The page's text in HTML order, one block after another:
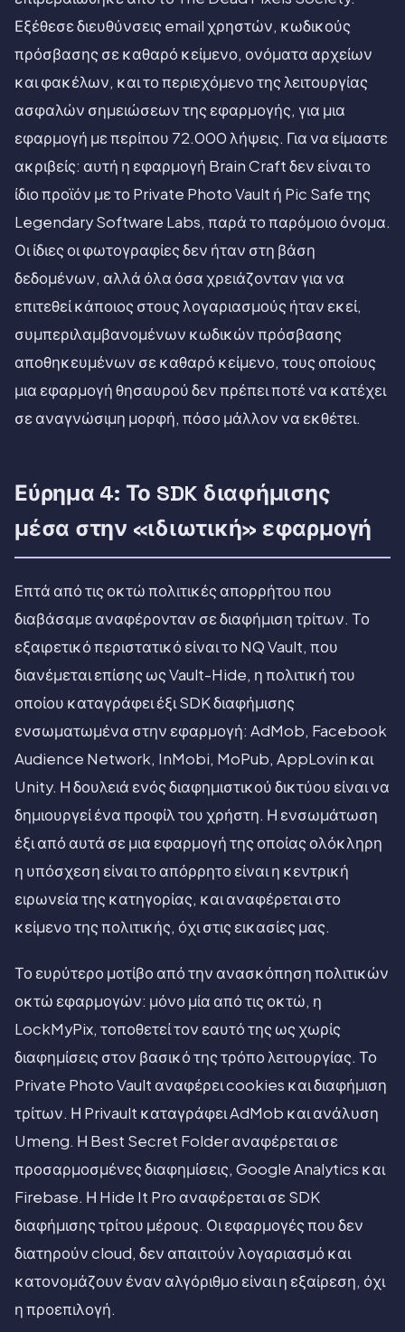
Εξέθεσε διευθύνσεις email χρηστών, κωδικούς
πρόσβασης σε καθαρό κείμενο, ονόματα αρχείων
και φακέλων, και το περιεχόμενο της λειτουργίας
ασφαλών σημειώσεων της εφαρμογής, για μια
εφαρμογή με περίπου 72.000 λήψεις. Για να είμαστε
ακριβείς: αυτή η εφαρμογή Brain Craft δεν είναι το
ίδιο προϊόν με το Private Photo Vault ή Pic Safe της
Legendary Software Labs, παρά το παρόμοιο όνομα.
Οι ίδιες οι φωτογραφίες δεν ήταν στη βάση
δεδομένων, αλλά όλα όσα χρειάζονταν για να
επιτεθεί κάποιος στους λογαριασμούς ήταν εκεί,
συμπεριλαμβανομένων κωδικών πρόσβασης
αποθηκευμένων σε καθαρό κείμενο, τους οποίους
μια εφαρμογή θησαυρού δεν πρέπει ποτέ να κατέχει
σε αναγνώσιμη μορφή, πόσο μάλλον να εκθέτει.
Εύρημα 4: Το SDK διαφήμισης
μέσα στην «ιδιωτική» εφαρμογή
Επτά από τις οκτώ πολιτικές απορρήτου που
διαβάσαμε αναφέρονταν σε διαφήμιση τρίτων. Το
εξαιρετικό περιστατικό είναι το NQ Vault, που
διανέμεται επίσης ως Vault-Hide, η πολιτική του
οποίου καταγράφει έξι SDK διαφήμισης
ενσωματωμένα στην εφαρμογή: AdMob, Facebook
Audience Network, InMobi, MoPub, AppLovin και
Unity. Η δουλειά ενός διαφημιστικού δικτύου είναι να
δημιουργεί ένα προφίλ του χρήστη. Η ενσωμάτωση
έξι από αυτά σε μια εφαρμογή της οποίας ολόκληρη
η υπόσχεση είναι το απόρρητο είναι η κεντρική
ειρωνεία της κατηγορίας, και αναφέρεται στο
κείμενο της πολιτικής, όχι στις εικασίες μας.
Το ευρύτερο μοτίβο από την ανασκόπηση πολιτικών
οκτώ εφαρμογών: μόνο μία από τις οκτώ, η
LockMyPix, τοποθετεί τον εαυτό της ως χωρίς
διαφημίσεις στον βασικό της τρόπο λειτουργίας. Το
Private Photo Vault αναφέρει cookies και διαφήμιση
τρίτων. Η Privault καταγράφει AdMob και ανάλυση
Umeng. Η Best Secret Folder αναφέρεται σε
προσαρμοσμένες διαφημίσεις, Google Analytics και
Firebase. Η Hide It Pro αναφέρεται σε SDK
διαφήμισης τρίτου μέρους. Οι εφαρμογές που δεν
διατηρούν cloud, δεν απαιτούν λογαριασμό και
κατονομάζουν έναν αλγόριθμο είναι η εξαίρεση, όχι
η προεπιλογή.